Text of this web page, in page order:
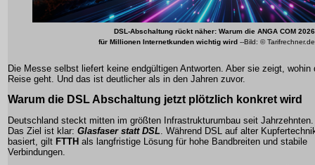
DSL-Abschaltung rückt näher: Warum die ANGA COM 2026
für Millionen Internetkunden wichtig wird --Bild: © Tarifrechner.de
Die Messe selbst liefert keine endgültigen Antworten. Aber sie zeigt, wohin
Reise geht. Und das ist deutlicher als in den Jahren zuvor.
Warum die DSL Abschaltung jetzt plötzlich konkret wird
Deutschland steckt mitten im größten Infrastrukturumbau seit Jahrzehnten.
Das Ziel ist klar: Glasfaser statt DSL . Während DSL auf alter
basiert, gilt FTTH als langfristige Lösung für hohe Bandbreiten und stabile
Verbindungen.